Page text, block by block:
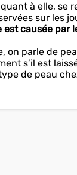
à elle, se
sur les
causée par
on parle de
s’il est
de peau